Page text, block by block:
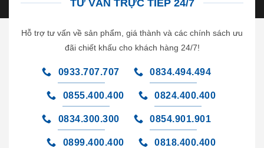
TƯ VẤN TRỰC TIẾP 24/7
Hỗ trợ tư vấn về sản phẩm, giá thành và các chính sách ưu
đãi chiết khấu cho khách hàng 24/7!
0933.707.707 0834.494.494
0855.400.400 0824.400.400
0834.300.300 0854.901.901
0899.400.400 0818.400.400